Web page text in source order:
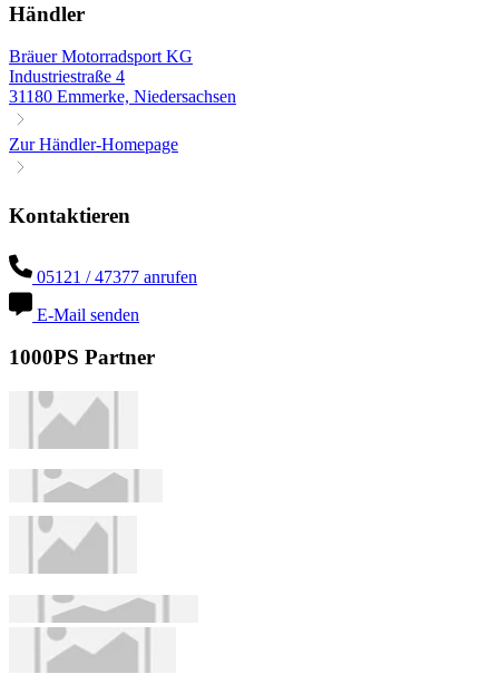
Händler
Bräuer Motorradsport KG
Industriestraße 4
31180 Emmerke, Niedersachsen
Zur Händler-Homepage
Kontaktieren
05121 / 47377 anrufen
E-Mail senden
1000PS Partner